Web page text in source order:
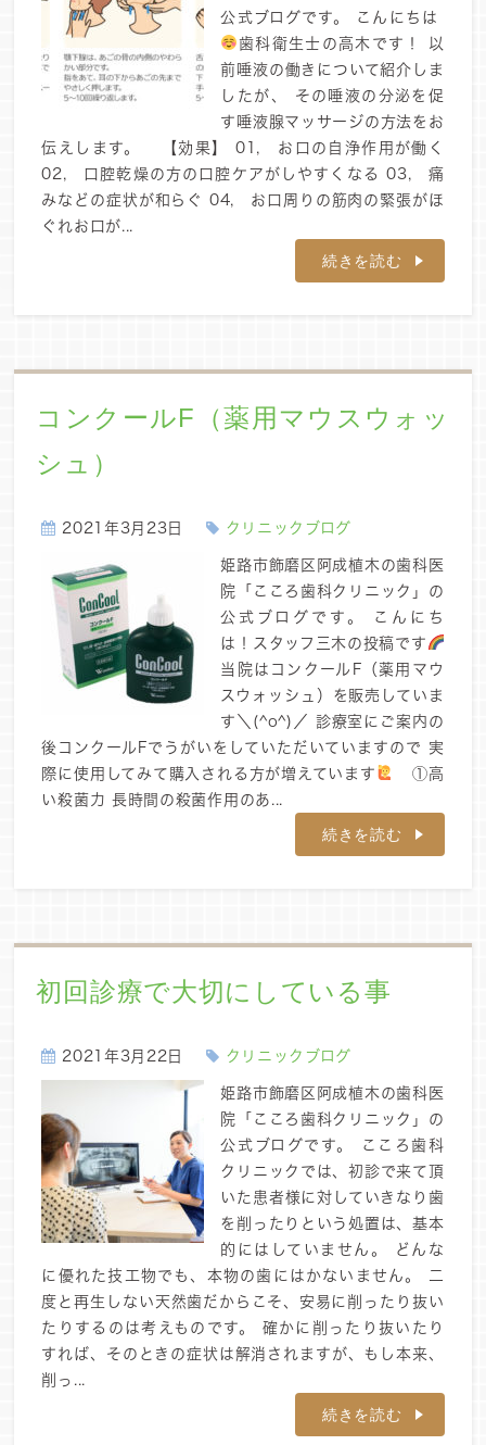
公式ブログです。 こんにちは
歯科衛生士の高木です！ 以
前唾液の働きについて紹介しま
したが、 その唾液の分泌を促
す唾液腺マッサージの方法をお
伝えします。 【効果】 01, お口の自浄作用が働く
02, 口腔乾燥の方の口腔ケアがしやすくなる 03, 痛
みなどの症状が和らぐ 04, お口周りの筋肉の緊張がほ
ぐれお口が...
続きを読む
コンクールF（薬用マウスウォッ
シュ）
2021年3月23日 クリニックブログ
姫路市飾磨区阿成植木の歯科医
院「こころ歯科クリニック」の
公式ブログです。 こんにち
は！スタッフ三木の投稿です
当院はコンクールF（薬用マウ
スウォッシュ）を販売していま
す＼(^o^)／ 診療室にご案内の
後コンクールFでうがいをしていただいていますので 実
際に使用してみて購入される方が増えています
①高
い殺菌力 長時間の殺菌作用のあ...
続きを読む
初回診療で大切にしている事
2021年3月22日 クリニックブログ
姫路市飾磨区阿成植木の歯科医
院「こころ歯科クリニック」の
公式ブログです。 こころ歯科
クリニックでは、初診で来て頂
いた患者様に対していきなり歯
を削ったりという処置は、基本
的にはしていません。 どんな
に優れた技工物でも、本物の歯にはかないません。 二
度と再生しない天然歯だからこそ、安易に削ったり抜い
たりするのは考えものです。 確かに削ったり抜いたり
すれば、そのときの症状は解消されますが、もし本来、
削っ...
続きを読む